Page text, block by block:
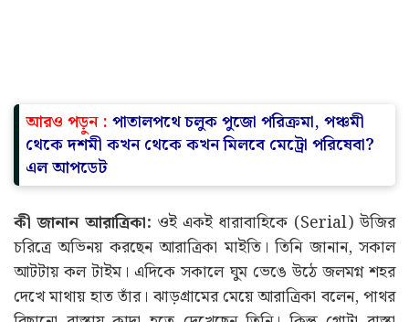
আরও পড়ুন : পাতালপথে চলুক পুজো পরিক্রমা, পঞ্চমী
থেকে দশমী কখন থেকে কখন মিলবে মেট্রো পরিষেবা?
এল আপডেট
কী জানান আরাত্রিকা: ওই একই ধারাবাহিকে (Serial) উজির
চরিত্রে অভিনয় করছেন আরাত্রিকা মাইতি। তিনি জানান, সকাল
আটটায় কল টাইম। এদিকে সকালে ঘুম ভেঙে উঠে জলমগ্ন শহর
দেখে মাথায় হাত তাঁর। ঝাড়গ্রামের মেয়ে আরাত্রিকা বলেন, পাথর